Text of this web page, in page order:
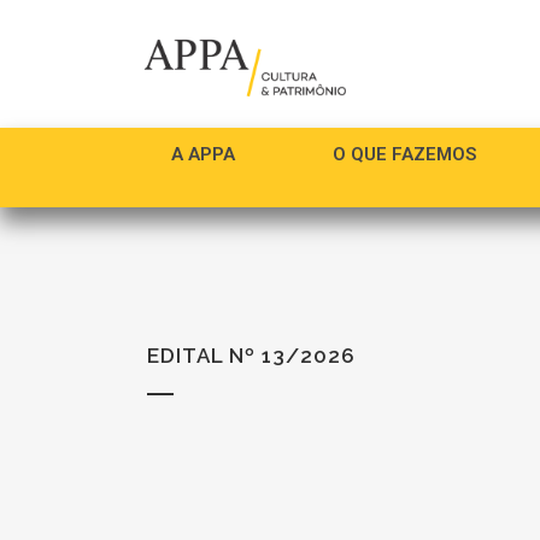
A APPA O QUE FAZEMOS
EDITAL Nº 13/2026